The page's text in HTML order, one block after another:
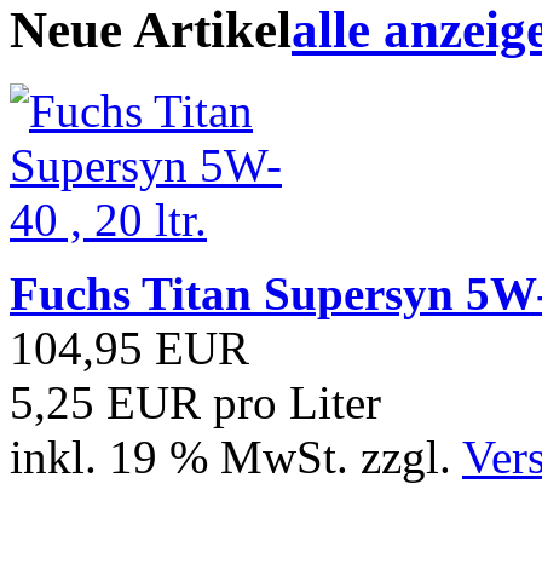
Neue Artikelalle
Fuchs Titan Supersyn
104,95 EUR
5,25 EUR pro Liter
inkl. 19 % MwSt. zzgl.